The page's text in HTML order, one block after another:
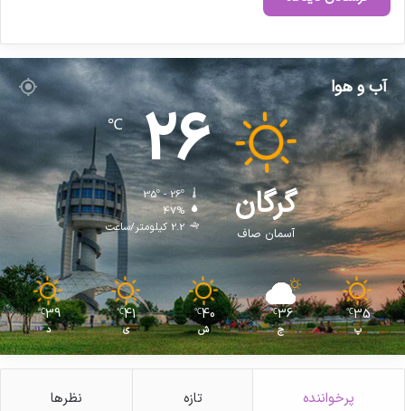
آب و هوا
گرگان
آسمان صاف
26
℃
35º - 26º
47%
2.2 کیلومتر/ساعت
35
℃
پ
36
℃
ج
40
℃
ش
41
℃
ی
39
℃
د
پرخواننده تازه نظرها